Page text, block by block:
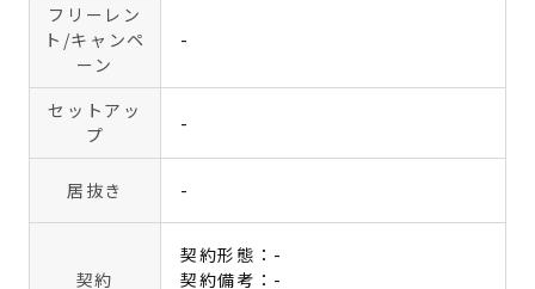
フリーレン
ト /キャンペ
ーン
-
セットアッ
プ
-
居抜き -
契約
契約形態：-
契約備考：-